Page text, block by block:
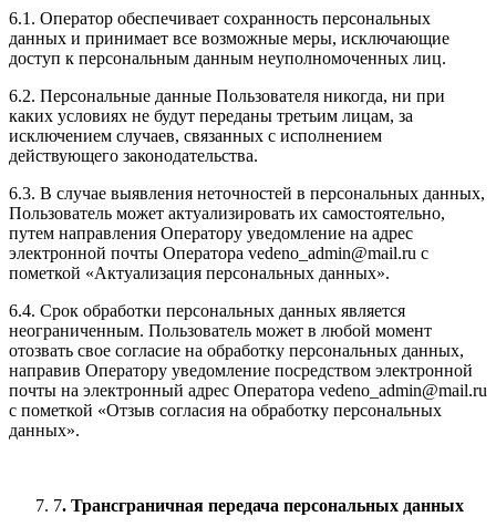
6.1. Оператор обеспечивает сохранность персональных
данных и принимает все возможные меры, исключающие
доступ к персональным данным неуполномоченных лиц.
6.2. Персональные данные Пользователя никогда, ни при
каких условиях не будут переданы третьим лицам, за
исключением случаев, связанных с исполнением
действующего законодательства.
6.3. В случае выявления неточностей в персональных данных,
Пользователь может актуализировать их самостоятельно,
путем направления Оператору уведомление на адрес
электронной почты Оператора vedeno_admin@mail.ru с
пометкой «Актуализация персональных данных».
6.4. Срок обработки персональных данных является
неограниченным. Пользователь может в любой момент
отозвать свое согласие на обработку персональных данных,
направив Оператору уведомление посредством электронной
почты на электронный адрес Оператора vedeno_admin@mail.ru
с пометкой «Отзыв согласия на обработку персональных
данных».
7. Трансграничная передача персональных данных